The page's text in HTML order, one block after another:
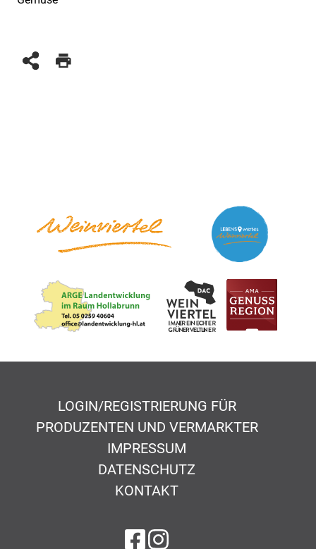
LOGIN/REGISTRIERUNG FÜR
PRODUZENTEN UND VERMARKTER
IMPRESSUM
DATENSCHUTZ
KONTAKT
auf Facebook
auf Instagram